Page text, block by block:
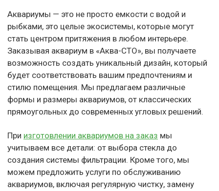
Аквариумы — это не просто емкости с водой и
рыбками, это целые экосистемы, которые могут
стать центром притяжения в любом интерьере.
Заказывая аквариум в «Аква-СТО», вы получаете
возможность создать уникальный дизайн, который
будет соответствовать вашим предпочтениям и
стилю помещения. Мы предлагаем различные
формы и размеры аквариумов, от классических
прямоугольных до современных угловых решений.
При изготовлении аквариумов на заказ мы
учитываем все детали: от выбора стекла до
создания системы фильтрации. Кроме того, мы
можем предложить услуги по обслуживанию
аквариумов, включая регулярную чистку, замену